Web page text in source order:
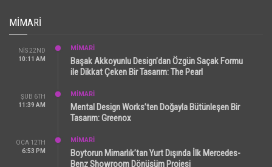
MIMARI
NIS 22ND
10:11 AM
MİMARİ
Başak Akkoyunlu Design’dan Özgün Saçak Formu
ile Dikkat Çeken Bir Tasarım: The Pearl
ŞUB 6TH
11:39 AM
MİMARİ
Mental Design Works’ten Doğayla Bütünleşen Bir
Tasarım: Greenox
OCA 12TH
6:53 PM
MİMARİ
Boytorun Mimarlık’tan Yurt Dışında İlk Mercedes-
Benz Showroom Dönüşüm Projesi